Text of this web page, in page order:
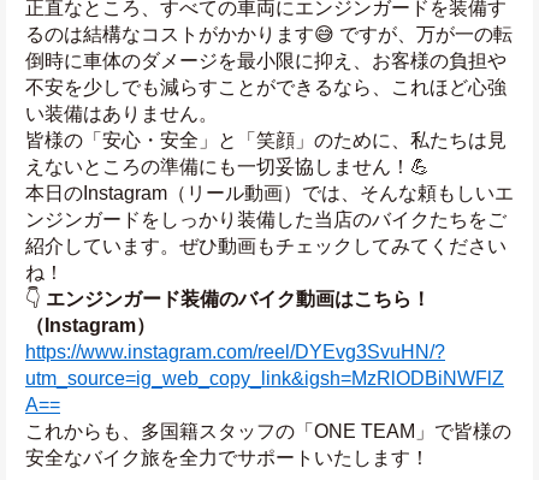
正直なところ、すべての車両にエンジンガードを装備す
るのは結構なコストがかかります😅 ですが、万が一の転
倒時に車体のダメージを最小限に抑え、お客様の負担や
不安を少しでも減らすことができるなら、これほど心強
い装備はありません。
皆様の「安心・安全」と「笑顔」のために、私たちは見
えないところの準備にも一切妥協しません！💪
本日のInstagram（リール動画）では、そんな頼もしいエ
ンジンガードをしっかり装備した当店のバイクたちをご
紹介しています。ぜひ動画もチェックしてみてください
ね！
👇 エンジンガード装備のバイク動画はこちら！
（Instagram）
https://www.instagram.com/reel/DYEvg3SvuHN/?
utm_source=ig_web_copy_link&igsh=MzRlODBiNWFlZ
A==
これからも、多国籍スタッフの「ONE TEAM」で皆様の
安全なバイク旅を全力でサポートいたします！